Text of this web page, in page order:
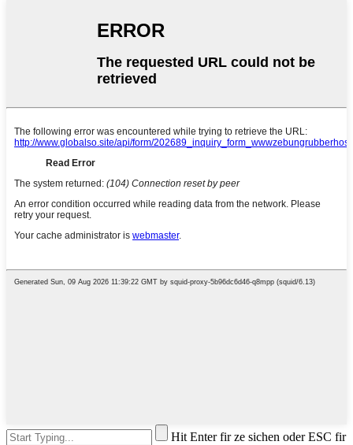
Hit Enter fir ze sichen oder ESC fir